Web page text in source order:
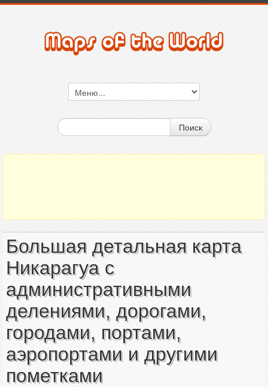
Поиск
Большая детальная карта
Никарагуа с
административными
делениями, дорогами,
городами, портами,
аэропортами и другими
пометками